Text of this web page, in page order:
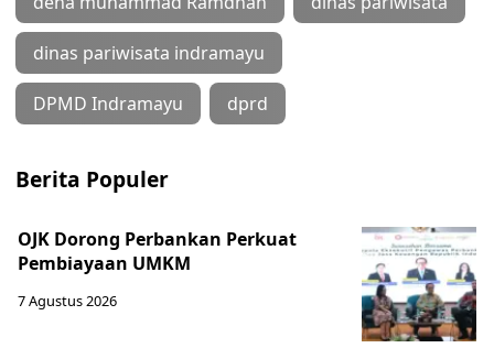
dinas pariwisata indramayu
DPMD Indramayu dprd
Berita Populer
OJK Dorong Perbankan Perkuat
Pembiayaan UMKM
7 Agustus 2026